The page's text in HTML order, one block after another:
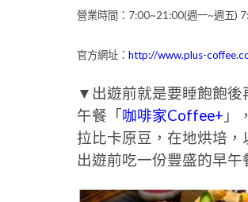
營業時間：7:00~21:00(週一~週五)
官方網址： http://www.plus-
▼出遊前就是要睡飽飽後
午餐「咖啡家Coffee+ 」
拉比卡原豆，在地烘培，
出遊前吃一份豐盛的早